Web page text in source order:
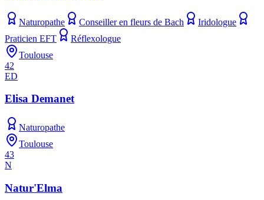
Naturopathe Conseiller en fleurs de Bach
Iridologue
Praticien EFT
Réflexologue
Toulouse
42
ED
Elisa Demanet
Naturopathe
Toulouse
43
N
Natur'Elma